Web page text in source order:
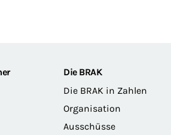
Die BRAK
Die BRAK in Zahlen
Organisation
Ausschüsse